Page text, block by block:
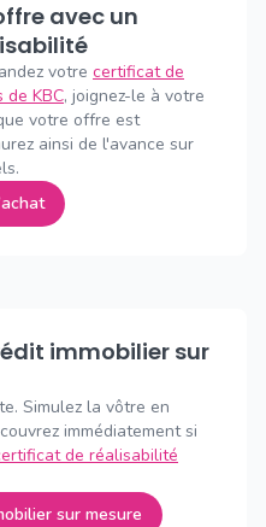
votre certificat de
KBC, joignez-le à votre
votre offre est
ainsi de l'avance sur
Simulez la vôtre en
immédiatement si
de réalisabilité
sur mesure